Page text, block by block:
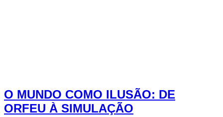
O MUNDO COMO ILUSÃO: DE
ORFEU À SIMULAÇÃO